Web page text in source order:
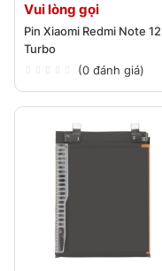
Vui lòng gọi
Pin Xiaomi Redmi Note 12
Turbo
(0 đánh giá)